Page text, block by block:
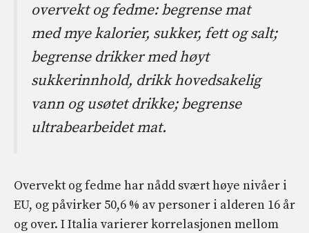
overvekt og fedme: begrense mat
med mye kalorier, sukker, fett og salt;
begrense drikker med høyt
sukkerinnhold, drikk hovedsakelig
vann og usøtet drikke; begrense
ultrabearbeidet mat.
Overvekt og fedme har nådd svært høye nivåer i
EU, og påvirker 50,6 % av personer i alderen 16 år
og over. I Italia varierer korrelasjonen mellom